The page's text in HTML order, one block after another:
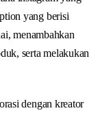
yang berisi
menambahkan
serta melakukan
dengan kreator